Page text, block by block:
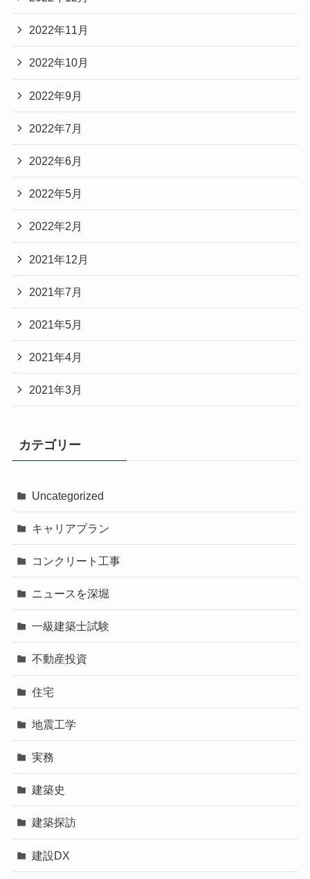
2022年11月
2022年10月
2022年9月
2022年7月
2022年6月
2022年5月
2022年2月
2021年12月
2021年7月
2021年5月
2021年4月
2021年3月
カテゴリー
Uncategorized
キャリアプラン
コンクリート工事
ニュースを深堀
一級建築士試験
不動産投資
住宅
地震工学
実務
建築史
建築探訪
建設DX